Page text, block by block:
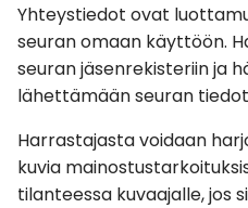
Yhteystiedot ovat
seuran omaan käyttöön.
seuran jäsenrekisteriin ja
lähettämään seuran
Harrastajasta voidaan
kuvia
tilanteessa kuvaajalle, jos